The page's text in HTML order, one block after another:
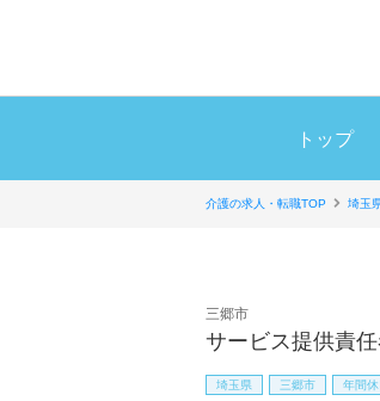
トップ
介護の求人・転職TOP 埼玉
サービス提供責
三郷市
埼玉県 三郷市 年間